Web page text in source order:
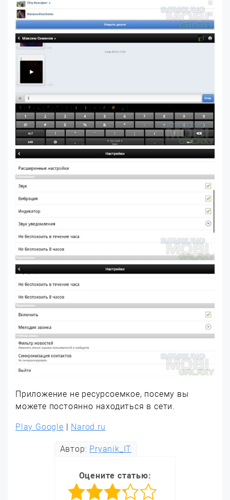
Приложение не ресурсоемкое, посему вы
можете постоянно находиться в сети.
Play Google | Narod.ru
Автор: Pryanik_IT
Оцените статью: